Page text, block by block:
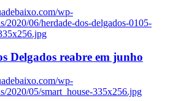
wp-
2020/06/herdade-dos-delgados-0105-
Delgados reabre em junho
wp-
2020/05/smart_house-335x256.jpg